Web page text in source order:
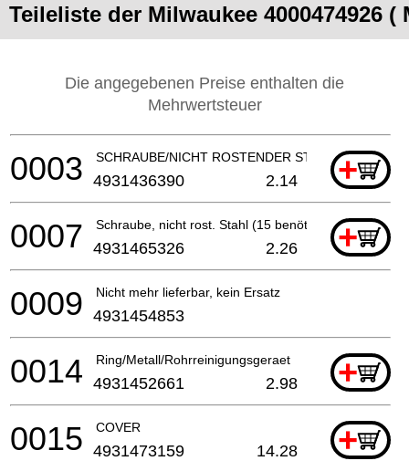
Teileliste der Milwaukee 4000474926 (
Die angegebenen Preise enthalten die
Mehrwertsteuer
SCHRAUBE/NICHT ROSTENDER STAHL (8 benötigt)
+
0003 4931436390 2.14
Schraube, nicht rost. Stahl (15 benötigt) +
0007 4931465326 2.26
Nicht mehr lieferbar, kein Ersatz
0009 4931454853
Ring/Metall/Rohrreinigungsgeraet +
0014 4931452661 2.98
COVER +
0015 4931473159 14.28